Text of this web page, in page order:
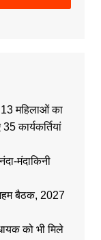
13 महिलाओं का
कार्यकर्तियां
मंदाकिनी
बैठक, 2027
को भी मिले